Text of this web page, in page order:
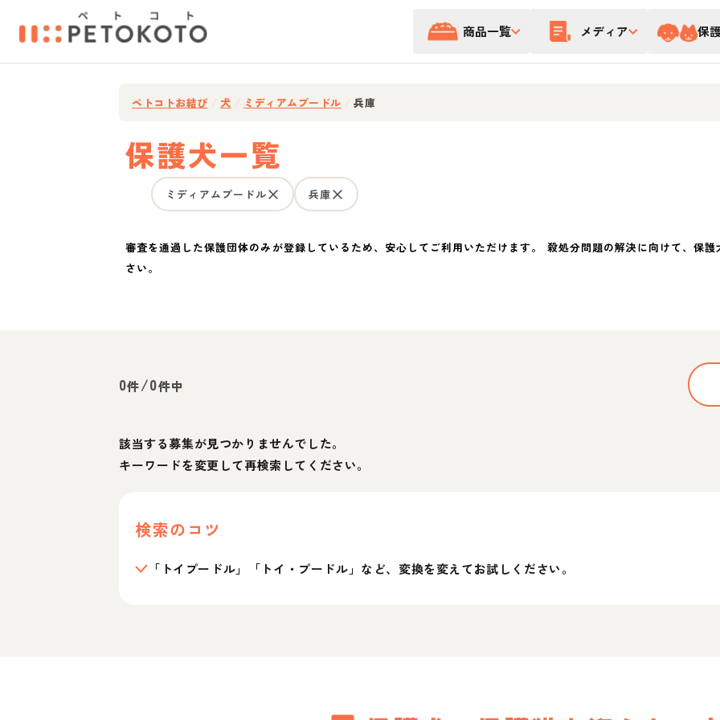
商品一覧 メディア 保
ペトコトお結び 犬 ミディアムプードル 兵庫
保護犬一覧
ミディアムプードル 兵庫
審査を通過した保護団体のみが登録しているため、安心してご利用いただけます。 殺処分問題の解決に向けて、保
さい。
0件/0件中
該当する募集が見つかりませんでした。
キーワードを変更して再検索してください。
検索のコツ
「トイプードル」「トイ・プードル」など、変換を変えてお試しください。